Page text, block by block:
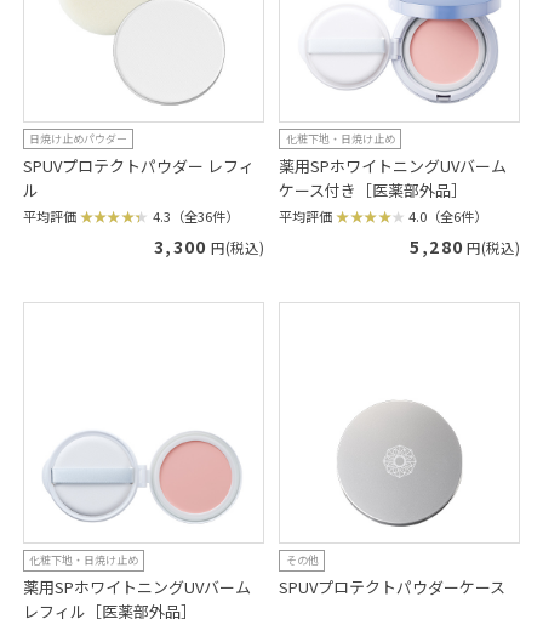
日焼け止めパウダー
SPUVプロテクトパウダー レフィ
ル
平均評価 4.3（全36件）
3,300 円(税込)
化粧下地・日焼け止め
薬用SPホワイトニングUVバーム
ケース付き［医薬部外品］
平均評価 4.0（全6件）
5,280 円(税込)
化粧下地・日焼け止め
薬用SPホワイトニングUVバーム
レフィル［医薬部外品］
その他
SPUVプロテクトパウダーケース